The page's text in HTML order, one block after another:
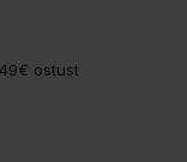
ostust